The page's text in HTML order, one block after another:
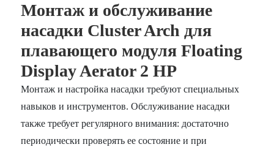
Монтаж и обслуживание
насадки Cluster Arch для
плавающего модуля Floating
Display Aerator 2 HP
Монтаж и настройка насадки требуют специальных
навыков и инструментов. Обслуживание насадки
также требует регулярного внимания: достаточно
периодически проверять ее состояние и при